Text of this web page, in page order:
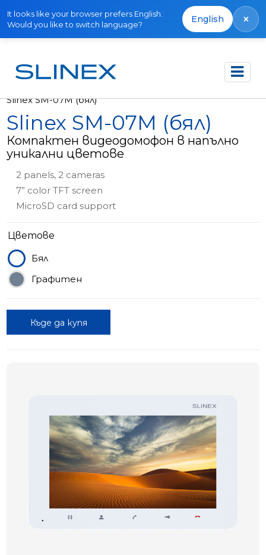
It looks like your browser prefers English.
Would you like to switch language?
English ×
Начало Продукти
Slinex SM-07M (бял)
Slinex SM-07M (бял)
Компактен видеодомофон в напълно
уникални цветове
2 panels, 2 cameras
7” color TFT screen
MicroSD card support
Цветове
Бял
Графитен
Къде да купя